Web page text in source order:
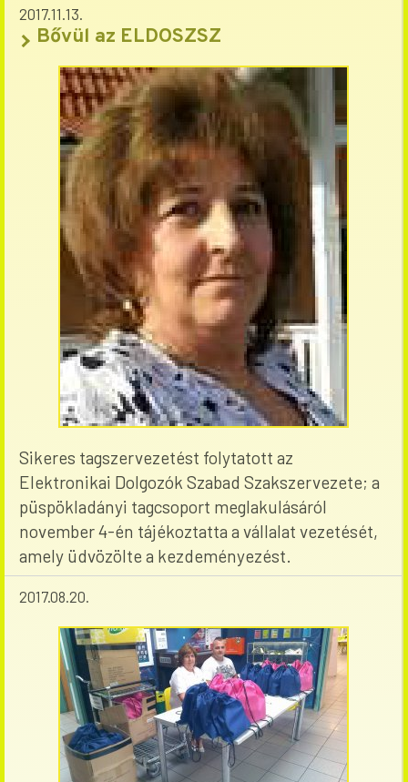
2017.11.13.
Bővül az ELDOSZSZ
Sikeres tagszervezetést folytatott az
Elektronikai Dolgozók Szabad Szakszervezete; a
püspökladányi tagcsoport meglakulásáról
november 4-én tájékoztatta a vállalat vezetését,
amely üdvözölte a kezdeményezést.
2017.08.20.